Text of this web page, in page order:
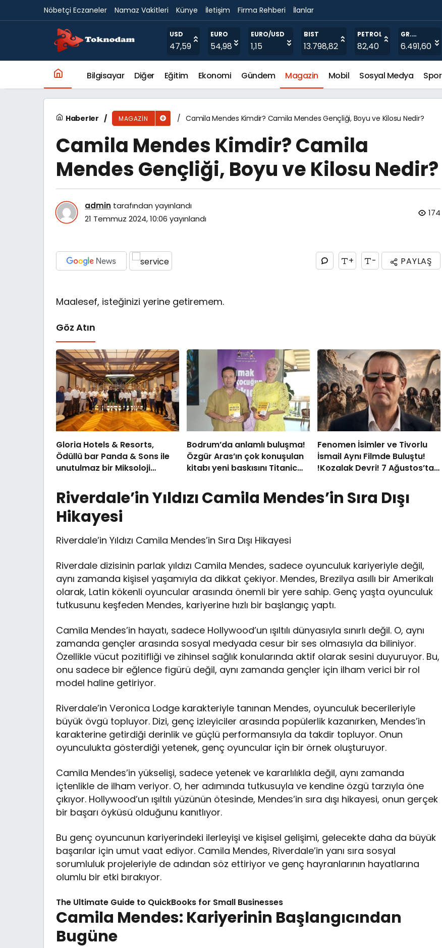
Nöbetçi Eczaneler Namaz Vakitleri Künye İletişim Firma Rehberi İlanlar
USD
47,59
EURO
54,98
EURO/USD
1,15
BIST
13.798,82
PETROL
82,40
GR.
ALTIN
6.491,60
Bilgisayar Diğer Eğitim Ekonomi Gündem Magazin Mobil Sosyal Medya Spor
Haberler MAGAZIN Camila Mendes Kimdir? Camila Mendes Gençliği, Boyu ve Kilosu Nedir?
Camila Mendes Kimdir? Camila
Mendes Gençliği, Boyu ve Kilosu Nedir?
admin tarafından yayınlandı
21 Temmuz 2024, 10:06 yayınlandı
174
+ - PAYLAŞ
Maalesef, isteğinizi yerine getiremem.
Göz Atın
Gloria Hotels & Resorts,
Ödüllü bar Panda & Sons ile
unutulmaz bir Miksoloji
Bodrum’da anlamlı buluşma!
Özgür Aras’ın çok konuşulan
kitabı yeni baskısını Titanic
kutladı
Fenomen İsimler ve Tivorlu
İsmail Aynı Filmde Buluştu!
!Kozalak Devri! 7 Ağustos’ta
Riverdale’in Yıldızı Camila Mendes’in Sıra Dışı
Hikayesi
Riverdale’in Yıldızı Camila Mendes’in Sıra Dışı Hikayesi
Riverdale dizisinin parlak yıldızı Camila Mendes, sadece oyunculuk kariyeriyle değil,
aynı zamanda kişisel yaşamıyla da dikkat çekiyor. Mendes, Brezilya asıllı bir Amerikalı
olarak, Latin kökenli oyuncular arasında önemli bir yere sahip. Genç yaşta oyunculuk
tutkusunu keşfeden Mendes, kariyerine hızlı bir başlangıç yaptı.
Camila Mendes’in hayatı, sadece Hollywood’un ışıltılı dünyasıyla sınırlı değil. O, aynı
zamanda gençler arasında sosyal medyada cesur bir ses olmasıyla da biliniyor.
Özellikle vücut pozitifliği ve zihinsel sağlık konularında aktif olarak sesini duyuruyor. Bu,
onu sadece bir eğlence figürü değil, aynı zamanda gençler için ilham verici bir rol
model haline getiriyor.
Riverdale’in Veronica Lodge karakteriyle tanınan Mendes, oyunculuk becerileriyle
büyük övgü topluyor. Dizi, genç izleyiciler arasında popülerlik kazanırken, Mendes’in
karakterine getirdiği derinlik ve güçlü performansıyla da takdir topluyor. Onun
oyunculukta gösterdiği yetenek, genç oyuncular için bir örnek oluşturuyor.
Camila Mendes’in yükselişi, sadece yetenek ve kararlılıkla değil, aynı zamanda
içtenlikle de ilham veriyor. O, her adımında tutkusuyla ve kendine özgü tarzıyla öne
çıkıyor. Hollywood’un ışıltılı yüzünün ötesinde, Mendes’in sıra dışı hikayesi, onun gerçek
bir başarı öyküsü olduğunu kanıtlıyor.
Bu genç oyuncunun kariyerindeki ilerleyişi ve kişisel gelişimi, gelecekte daha da büyük
başarılar için umut vaat ediyor. Camila Mendes, Riverdale’in yanı sıra sosyal
sorumluluk projeleriyle de adından söz ettiriyor ve genç hayranlarının hayatlarına
olumlu bir etki bırakıyor.
The Ultimate Guide to QuickBooks for Small Businesses
Camila Mendes: Kariyerinin Başlangıcından
Bugüne
Camila Mendes Kimdir? Camila Mendes Gençliği, Boyu ve Kilosu Nedir?